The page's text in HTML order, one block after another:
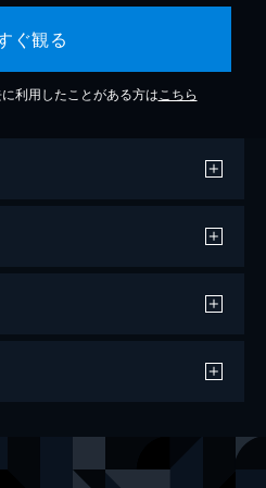
ぐ観る
利用したことがある方は こちら